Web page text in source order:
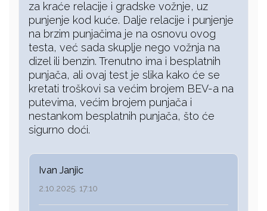
za kraće relacije i gradske vožnje, uz
punjenje kod kuće. Dalje relacije i punjenje
na brzim punjačima je na osnovu ovog
testa, već sada skuplje nego vožnja na
dizel ili benzin. Trenutno ima i besplatnih
punjača, ali ovaj test je slika kako će se
kretati troškovi sa većim brojem BEV-a na
putevima, većim brojem punjača i
nestankom besplatnih punjača, što će
sigurno doći.
Ivan Janjic
2.10.2025. 17:10